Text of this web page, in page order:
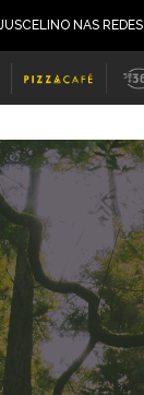
NAS REDES